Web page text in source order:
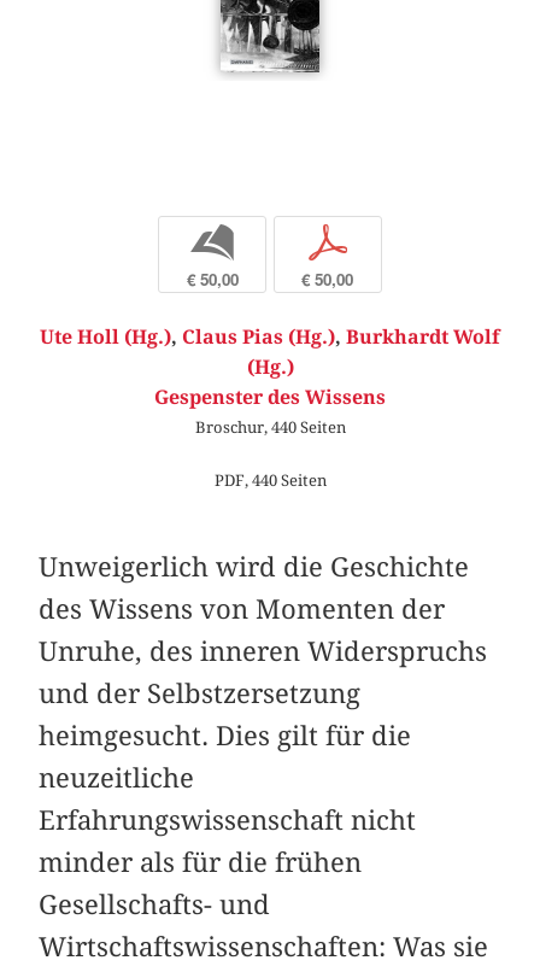
b
€ 50,00
p
€ 50,00
Ute Holl (Hg.), Claus Pias (Hg.), Burkhardt Wolf
(Hg.)
Gespenster des Wissens
Broschur, 440 Seiten
PDF, 440 Seiten
Unweigerlich wird die Geschichte
des Wissens von Momenten der
Unruhe, des inneren Widerspruchs
und der Selbstzersetzung
heimgesucht. Dies gilt für die
neuzeitliche
Erfahrungswissenschaft nicht
minder als für die frühen
Gesellschafts- und
Wirtschaftswissenschaften: Was sie